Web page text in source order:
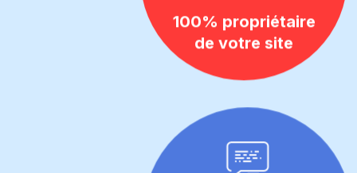
100% propriétaire
de votre site